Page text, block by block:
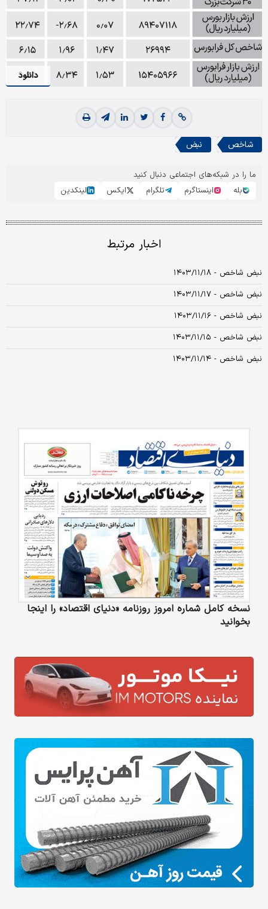
دانلود
شاخص نبض
ما را در شبکه‌های اجتماعی دنبال کنید
بله
اینستاگرم تلگرام ایکس لینکدین
اخبار مرتبط
نبض شاخص - ۱۴۰۳/۱۱/۱۸
نبض شاخص - ۱۴۰۳/۱۱/۱۷
نبض شاخص - ۱۴۰۳/۱۱/۱۶
نبض شاخص - ۱۴۰۳/۱۱/۱۵
نبض شاخص - ۱۴۰۳/۱۱/۱۴
نسخه کامل شماره امروز روزنامه «دنیای‌ اقتصاد» را اینجا
بخوانید